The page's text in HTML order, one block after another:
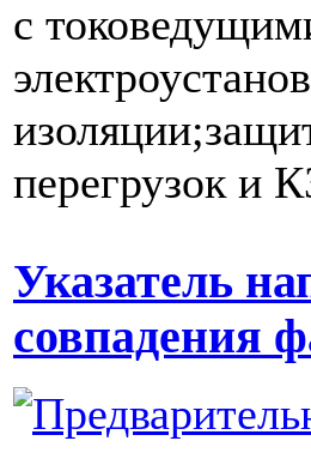
с
перегрузок и
Указатель
совпадения